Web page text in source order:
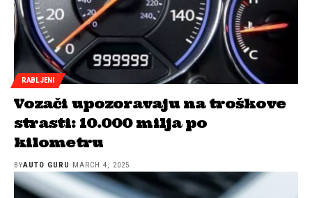
RABLJENI
Vozači upozoravaju na troškove
strasti: 10.000 milja po
kilometru
BYAUTO GURU MARCH 4, 2025